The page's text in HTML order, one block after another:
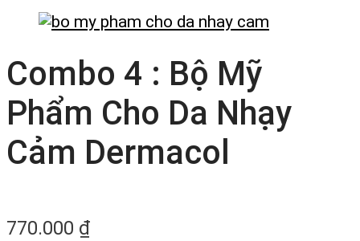
Combo 4 : Bộ Mỹ
Phẩm Cho Da Nhạy
Cảm Dermacol
770.000 ₫